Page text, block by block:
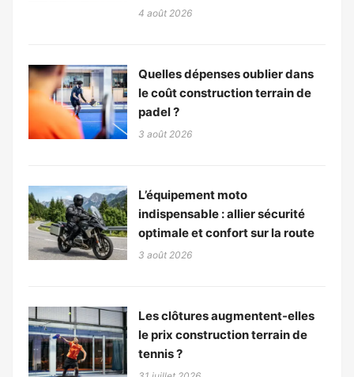
4 août 2026
Quelles dépenses oublier dans
le coût construction terrain de
padel ?
3 août 2026
L’équipement moto
indispensable : allier sécurité
optimale et confort sur la route
3 août 2026
Les clôtures augmentent-elles
le prix construction terrain de
tennis ?